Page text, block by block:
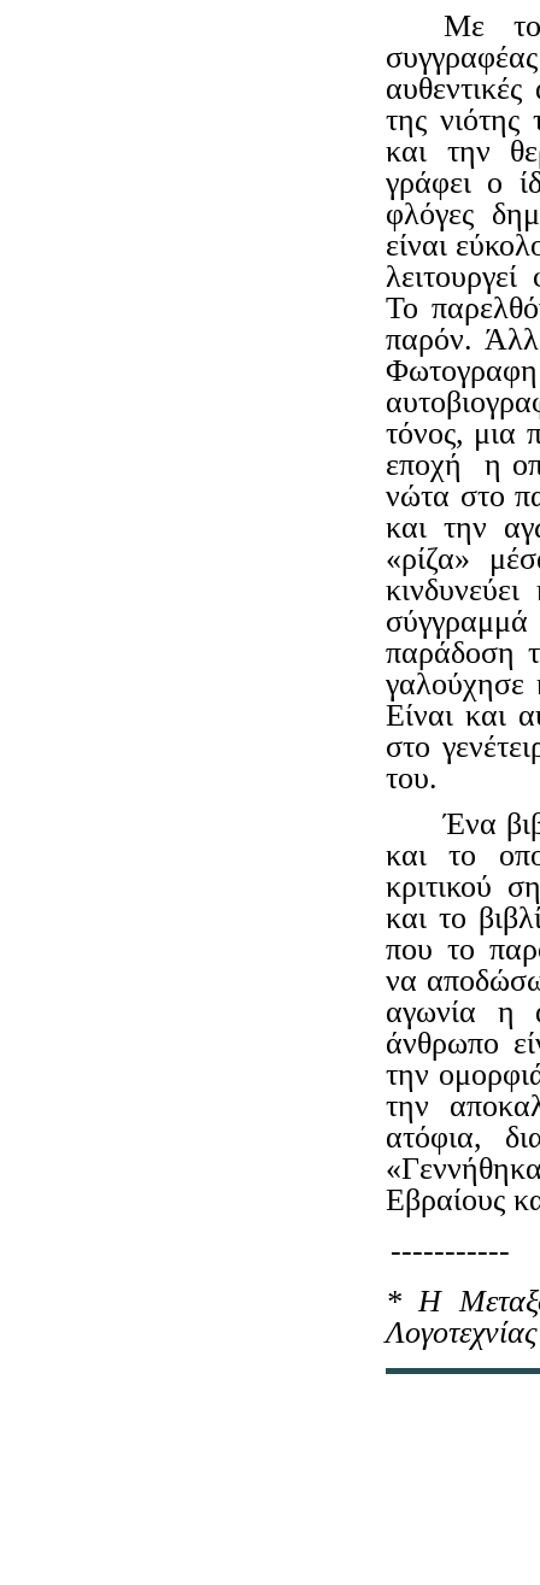
Με το
της νιότης
και την
γράφει ο
φλόγες
είναι
Το
παρόν.
τόνος, μια
εποχή η
νώτα στο
και την
«ρίζα»
σύγγραμμά
παράδοση
γαλούχησε
Είναι και
στο
του.
Ένα
και το
κριτικού
και το
που το
να
αγωνία η
άνθρωπο
την
την
ατόφια,
Εβραίους
-----------
* Η